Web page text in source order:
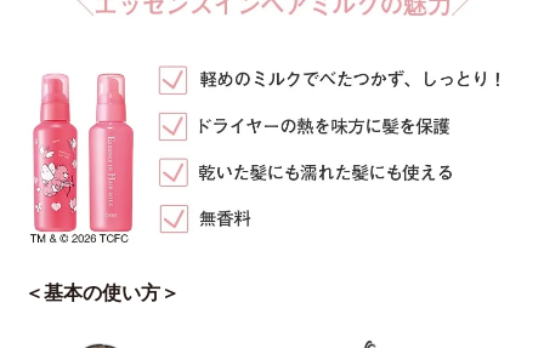
＜基本の使い方＞